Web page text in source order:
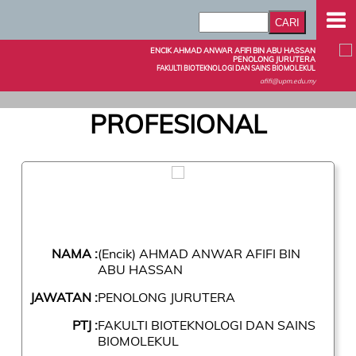
ENCIK AHMAD ANWAR AFIFI BIN ABU HASSAN
PENOLONG JURUTERA
FAKULTI BIOTEKNOLOGI DAN SAINS BIOMOLEKUL
afifi@upm.edu.my
PROFESIONAL
NAMA :(Encik) AHMAD ANWAR AFIFI BIN
ABU HASSAN
JAWATAN :PENOLONG JURUTERA
PTJ :FAKULTI BIOTEKNOLOGI DAN SAINS
BIOMOLEKUL